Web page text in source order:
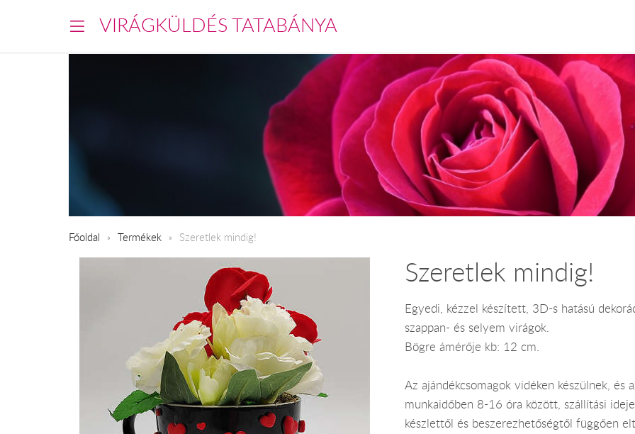
VIRÁGKÜLDÉS TATABÁNYA
Főoldal Termékek Szeretlek mindig!
Szeretlek mindig!
Egyedi, kézzel készített, 3D-s hatású
szappan- és selyem virágok.
Bögre ámérője kb: 12 cm.
Az ajándékcsomagok vidéken készülnek, és
munkaidőben 8-16 óra között, szállítási
készlettől és beszerezhetőségtől függően